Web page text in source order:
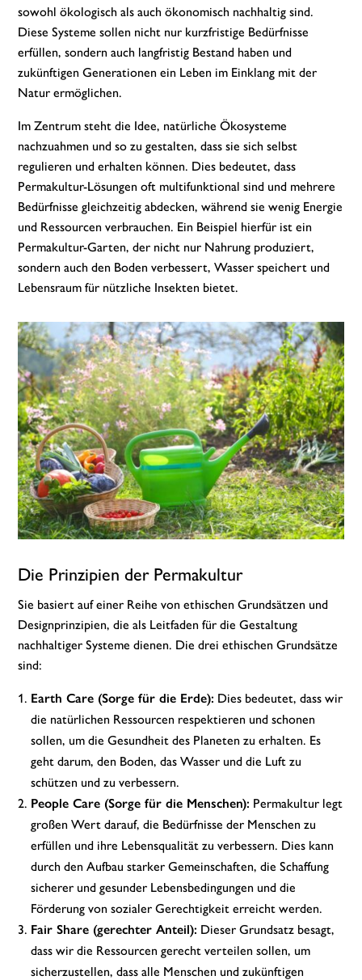
sowohl ökologisch als auch ökonomisch nachhaltig sind.
Diese Systeme sollen nicht nur kurzfristige Bedürfnisse
erfüllen, sondern auch langfristig Bestand haben und
zukünftigen Generationen ein Leben im Einklang mit der
Natur ermöglichen.
Im Zentrum steht die Idee, natürliche Ökosysteme
nachzuahmen und so zu gestalten, dass sie sich selbst
regulieren und erhalten können. Dies bedeutet, dass
Permakultur-Lösungen oft multifunktional sind und mehrere
Bedürfnisse gleichzeitig abdecken, während sie wenig Energie
und Ressourcen verbrauchen. Ein Beispiel hierfür ist ein
Permakultur-Garten, der nicht nur Nahrung produziert,
sondern auch den Boden verbessert, Wasser speichert und
Lebensraum für nützliche Insekten bietet.
Die Prinzipien der Permakultur
Sie basiert auf einer Reihe von ethischen Grundsätzen und
Designprinzipien, die als Leitfaden für die Gestaltung
nachhaltiger Systeme dienen. Die drei ethischen Grundsätze
sind:
Earth Care (Sorge für die Erde): Dies bedeutet, dass wir
die natürlichen Ressourcen respektieren und schonen
sollen, um die Gesundheit des Planeten zu erhalten. Es
geht darum, den Boden, das Wasser und die Luft zu
schützen und zu verbessern.
People Care (Sorge für die Menschen): Permakultur legt
großen Wert darauf, die Bedürfnisse der Menschen zu
erfüllen und ihre Lebensqualität zu verbessern. Dies kann
durch den Aufbau starker Gemeinschaften, die Schaffung
sicherer und gesunder Lebensbedingungen und die
Förderung von sozialer Gerechtigkeit erreicht werden.
Fair Share (gerechter Anteil): Dieser Grundsatz besagt,
dass wir die Ressourcen gerecht verteilen sollen, um
sicherzustellen, dass alle Menschen und zukünftigen